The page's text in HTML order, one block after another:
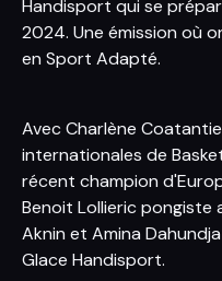
Handisport qui se
2024. Une émission où
en Sport Adapté.
Avec Charlène
internationales de
récent champion
Benoit Lollieric pongiste
Aknin et Amina
Glace Handisport.